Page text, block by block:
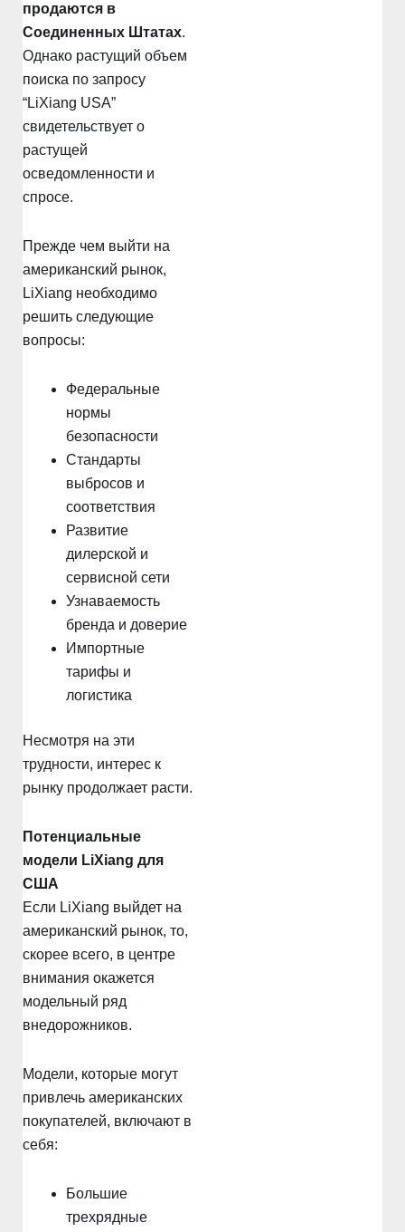
продаются в
Соединенных Штатах.
Однако растущий объем
поиска по запросу
“LiXiang USA”
свидетельствует о
растущей
осведомленности и
спросе.
Прежде чем выйти на
американский рынок,
LiXiang необходимо
решить следующие
вопросы:
Федеральные
нормы
безопасности
Стандарты
выбросов и
соответствия
Развитие
дилерской и
сервисной сети
Узнаваемость
бренда и доверие
Импортные
тарифы и
логистика
Несмотря на эти
трудности, интерес к
рынку продолжает расти.
Потенциальные
модели LiXiang для
США
Если LiXiang выйдет на
американский рынок, то,
скорее всего, в центре
внимания окажется
модельный ряд
внедорожников.
Модели, которые могут
привлечь американских
покупателей, включают в
себя:
Большие
трехрядные